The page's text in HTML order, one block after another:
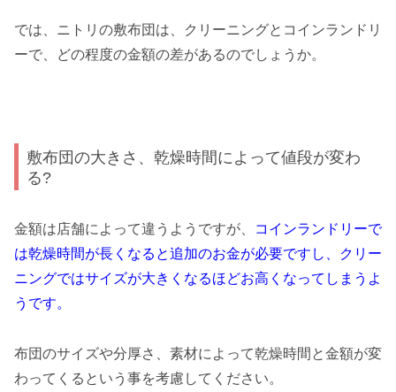
では、ニトリの敷布団は、クリーニングとコインランドリ
ーで、どの程度の金額の差があるのでしょうか。
敷布団の大きさ、乾燥時間によって値段が変わ
る?
金額は店舗によって違うようですが、
コインランドリーで
は乾燥時間が長くなると追加のお金が必要ですし、クリー
ニングではサイズが大きくなるほどお高くなってしまうよ
うです。
布団のサイズや分厚さ、素材によって乾燥時間と金額が変
わってくるという事を考慮してください。